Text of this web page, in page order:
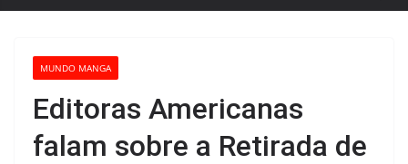
MUNDO MANGA
Editoras Americanas
falam sobre a Retirada de